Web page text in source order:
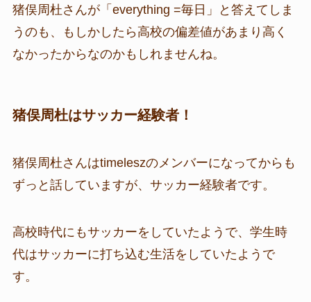
猪俣周杜さんが「everything =毎日」と答えてしま
うのも、もしかしたら高校の偏差値があまり高く
なかったからなのかもしれませんね。
猪俣周杜はサッカー経験者！
猪俣周杜さんはtimeleszのメンバーになってからも
ずっと話していますが、サッカー経験者です。
高校時代にもサッカーをしていたようで、学生時
代はサッカーに打ち込む生活をしていたようで
す。